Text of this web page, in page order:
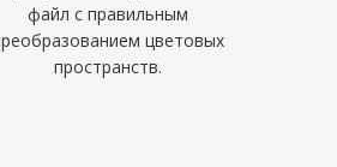
файл с правильным
цветовых
пространств.